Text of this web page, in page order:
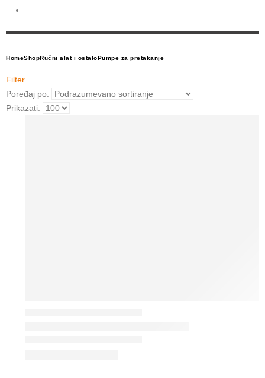
HomeShopRučni alat i ostaloPumpe za pretakanje
Filter
Poređaj po:
Prikazati: